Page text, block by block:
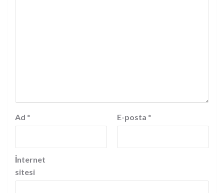
Ad * E-posta *
İnternet
sitesi